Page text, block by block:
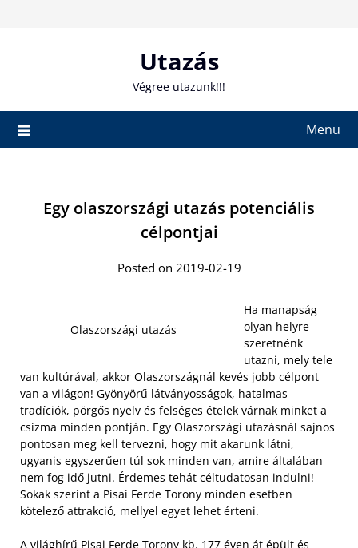
Utazás
Végree utazunk!!!
Menu
Egy olaszországi utazás potenciális
célpontjai
Posted on 2019-02-19
Olaszországi utazás
Ha manapság
olyan helyre
szeretnénk
utazni, mely tele
van kultúrával, akkor Olaszországnál kevés jobb célpont
van a világon! Gyönyörű látványosságok, hatalmas
tradíciók, pörgős nyelv és felséges ételek várnak minket a
csizma minden pontján. Egy Olaszországi utazásnál sajnos
pontosan meg kell tervezni, hogy mit akarunk látni,
ugyanis egyszerűen túl sok minden van, amire általában
nem fog idő jutni. Érdemes tehát céltudatosan indulni!
Sokak szerint a Pisai Ferde Torony minden esetben
kötelező attrakció, mellyel egyet lehet érteni.
A világhírű Pisai Ferde Torony kb. 177 éven át épült és